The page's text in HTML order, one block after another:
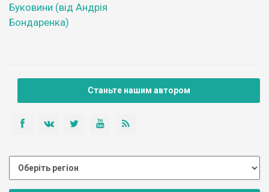
Буковини (від Андрія
Бондаренка)
Станьте нашим автором